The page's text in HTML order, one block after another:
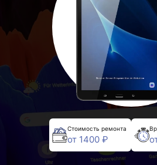
Стоимость ремонта
от 1400 ₽